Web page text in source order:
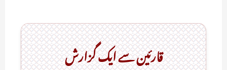
قارئین سے ایک گزارش